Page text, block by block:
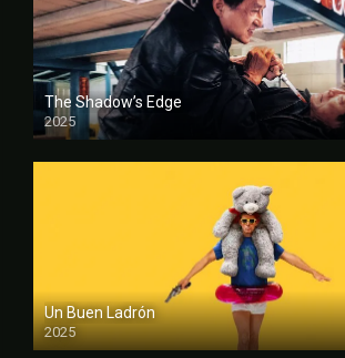
The Shadow’s Edge
2025
FULL HD
Un Buen Ladrón
2025
FULL HD